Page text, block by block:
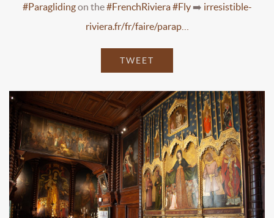
#Paraglidingon the#FrenchRiviera#Fly➡️ irresistible-
riviera.fr/fr/faire/parap…
TWEET